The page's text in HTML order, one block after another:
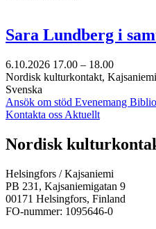
Sara Lundberg i
6.10.2026 17.00 – 18.00
Nordisk kulturkontakt,
Svenska
Ansök om stöd Evenemang
Kontakta oss Aktuellt
Facebook:
Öppnas
en
ny
flik
Instagram:
Öppnas
en
ny
flik
TikTok:
Öppnas
en
ny
flik
Youtube:
Öppnas
en
ny
flik
Vimeo:
Öppnas
en
ny
flik
Nordisk
Helsingfors / Kajsaniemi
PB 231, Kajsaniemigatan 9
00171 Helsingfors, Finland
FO-nummer: 1095646-0